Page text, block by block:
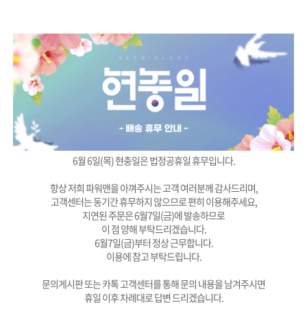
우
터
페
이
지
문
조
회
6월 6일(목) 현충일은 법정공휴일 휴무입니다.
항상 저희 파워맨을 아껴주시는 고객 여러분께 감사드리며,
고객센터는 동기간 휴무하지 않으므로 편히 이용해주세요,
지연된 주문은 6월7일(금)에 발송하므로
이 점 양해 부탁드리겠습니다.
6월7일(금)부터 정상 근무합니다.
이용에 참고 부탁드립니다.
문의게시판 또는 카톡 고객센터를 통해 문의 내용을 남겨주시면
휴일 이후 차례대로 답변 드리겠습니다.